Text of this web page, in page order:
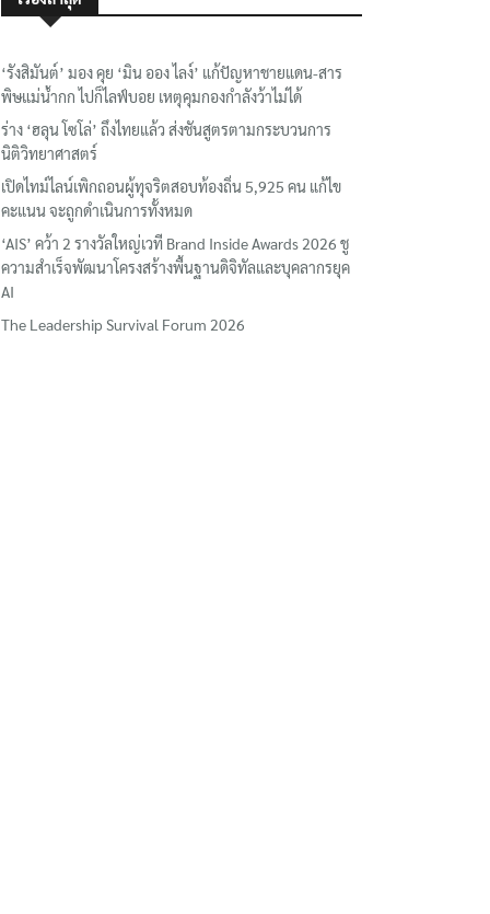
‘รังสิมันต์’ มอง คุย ‘มิน ออง ไลง์’ แก้ปัญหาชายแดน-สาร
พิษแม่น้ำกก ไปก็ไลฟ์บอย เหตุคุมกองกำลังว้าไม่ได้
ร่าง ‘ฮลุน โซโล่’ ถึงไทยแล้ว ส่งชันสูตรตามกระบวนการ
นิติวิทยาศาสตร์
เปิดไทม์ไลน์เพิกถอนผู้ทุจริตสอบท้องถิ่น 5,925 คน แก้ไข
คะแนน จะถูกดำเนินการทั้งหมด
‘AIS’ คว้า 2 รางวัลใหญ่เวที Brand Inside Awards 2026 ชู
ความสำเร็จพัฒนาโครงสร้างพื้นฐานดิจิทัลและบุคลากรยุค
AI
The Leadership Survival Forum 2026